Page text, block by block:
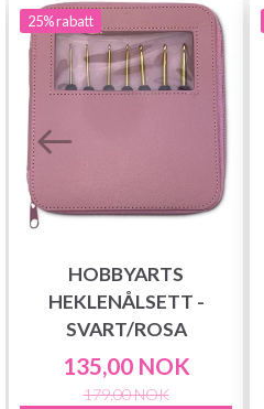
25%rabatt
HOBBYARTS
HEKLENÅLSETT -
SVART/ROSA
135,00 NOK
179,00 NOK